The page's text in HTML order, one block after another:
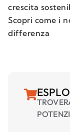
crescita
Scopri come i
differenza